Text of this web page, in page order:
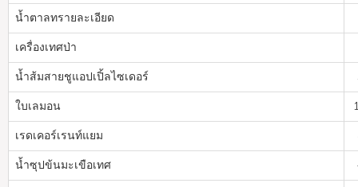
น้ำตาลทรายละเอียด
เครื่องเทศป่า
น้ำส้มสายชูแอปเปิ้ลไซเดอร์
ใบเลมอน
เรดเคอร์เรนท์แยม
น้ำซุปข้นมะเขือเทศ